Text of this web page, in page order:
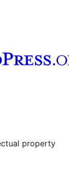
property